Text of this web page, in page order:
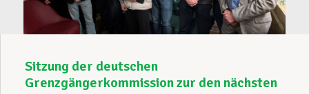
Sitzung der deutschen
Grenzgängerkommission zur den nächsten